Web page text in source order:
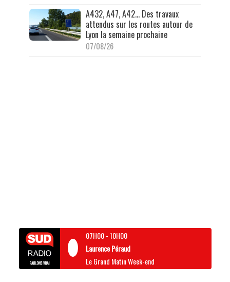
A432, A47, A42… Des travaux
attendus sur les routes autour de
Lyon la semaine prochaine
07/08/26
07H00-10H00
Laurence Péraud
Le Grand Matin Week-end